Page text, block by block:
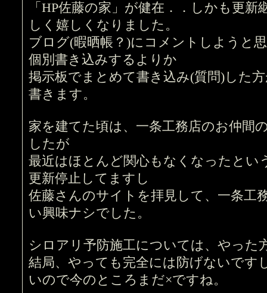
「HP佐藤の家」が健在．．しかも更
しく嬉しくなりました。
ブログ(暇晒帳？)にコメントしようと
個別書き込みするよりか
掲示板でまとめて書き込み(質問)した
書きます。
家を建てた頃は、一条工務店のお仲間
したが
最近はほとんど関心もなくなったとい
更新停止してますし
佐藤さんのサイトを拝見して、一条工
い興味ナシでした。
シロアリ予防施工については、やった
結局、やっても完全には防げないです
いので今のところまだ×ですね。